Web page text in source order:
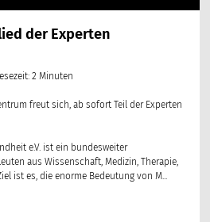
der Experten
2 Minuten
freut sich, ab sofort Teil der Experten
e.V. ist ein bundesweiter
aus Wissenschaft, Medizin, Therapie,
ist es, die enorme Bedeutung von M...